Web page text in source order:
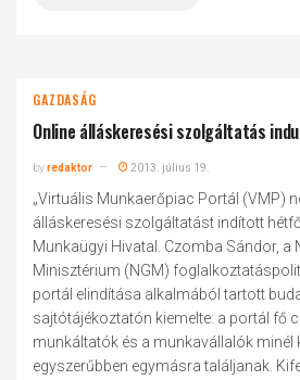
GAZDASÁG
Online álláskeresési szolgáltatás
byredaktor 2013. július 19.
„Virtuális Munkaerőpiac Portál (VMP)
álláskeresési szolgáltatást indított
Munkaügyi Hivatal. Czomba Sándor, a
Minisztérium (NGM)
portál elindítása alkalmából tartott
sajtótájékoztatón kiemelte: a portál fő
munkáltatók és a munkavállalók minél
egyszerűbben egymásra találjanak.